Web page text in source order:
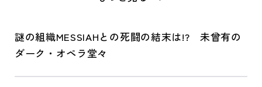
謎の組織MESSIAHとの死闘の結末は!? 未曾有の
ダーク・オペラ堂々